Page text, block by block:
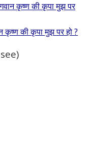
कृष्ण की कृपा मुझ पर
की कृपा मुझ पर हो ?